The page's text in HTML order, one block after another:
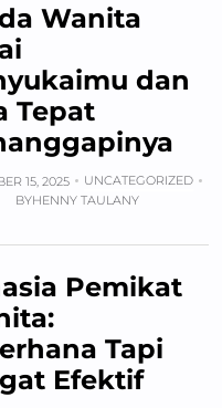
Wanita
dan
Tepat
15, 2025
UNCATEGORIZED
BYHENNY TAULANY
Pemikat
Tapi
Efektif